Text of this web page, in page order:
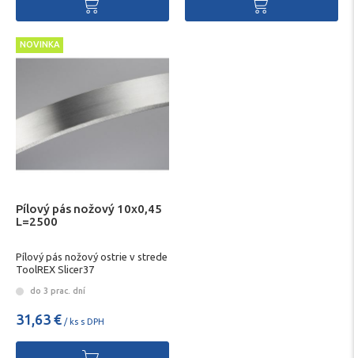
NOVINKA
Pílový pás nožový 10x0,45
L=2500
Pílový pás nožový ostrie v strede
ToolREX Slicer37
do 3 prac. dní
31,63 € / ks s DPH